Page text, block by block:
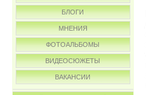
БЛОГИ
МНЕНИЯ
ФОТОАЛЬБОМЫ
ВИДЕОСЮЖЕТЫ
ВАКАНСИИ